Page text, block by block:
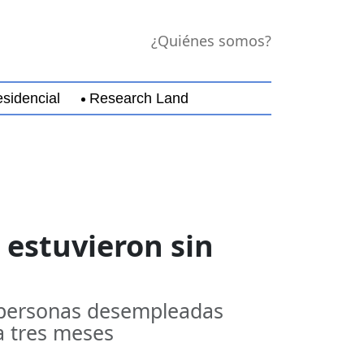
¿Quiénes somos?
Research Land
estuvieron sin
desempleadas
tres meses